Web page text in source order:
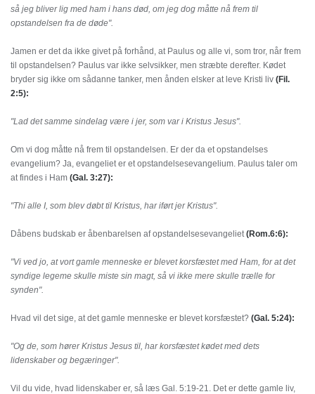
så jeg bliver lig med ham i hans død, om jeg dog måtte nå frem til
opstandelsen fra de døde".
Jamen er det da ikke givet på forhånd, at Paulus og alle vi, som tror, når frem
til opstandelsen? Paulus var ikke selvsikker, men stræbte derefter. Kødet
bryder sig ikke om sådanne tanker, men ånden elsker at leve Kristi liv (Fil.
2:5):
"Lad det samme sindelag være i jer, som var i Kristus Jesus".
Om vi dog måtte nå frem til opstandelsen. Er der da et opstandelses
evangelium? Ja, evangeliet er et opstandelsesevangelium. Paulus taler om
at findes i Ham (Gal. 3:27):
"Thi alle I, som blev døbt til Kristus, har iført jer Kristus".
Dåbens budskab er åbenbarelsen af opstandelsesevangeliet(Rom.6:6):
"Vi ved jo, at vort gamle menneske er blevet korsfæstet med Ham, for at det
syndige legeme skulle miste sin magt, så vi ikke mere skulle trælle for
synden".
Hvad vil det sige, at det gamle menneske er blevet korsfæstet? (Gal. 5:24):
"Og de, som hører Kristus Jesus til, har korsfæstet kødet med dets
lidenskaber og begæringer".
Vil du vide, hvad lidenskaber er, så læs Gal. 5:19-21. Det er dette gamle liv,